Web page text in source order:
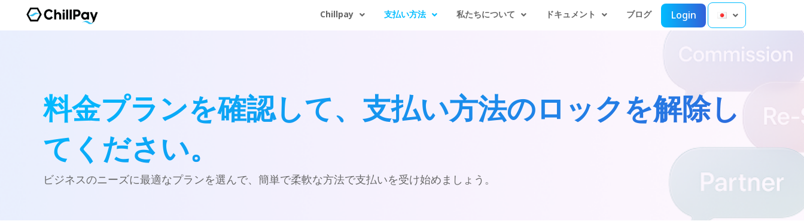
Chillpay 支払い方法 私たちについて ドキュメント ブログ Login
料金プランを確認して、支払い方法のロックを解除し
てください。
ビジネスのニーズに最適なプランを選んで、簡単で柔軟な方法で支払いを受け始めましょう。